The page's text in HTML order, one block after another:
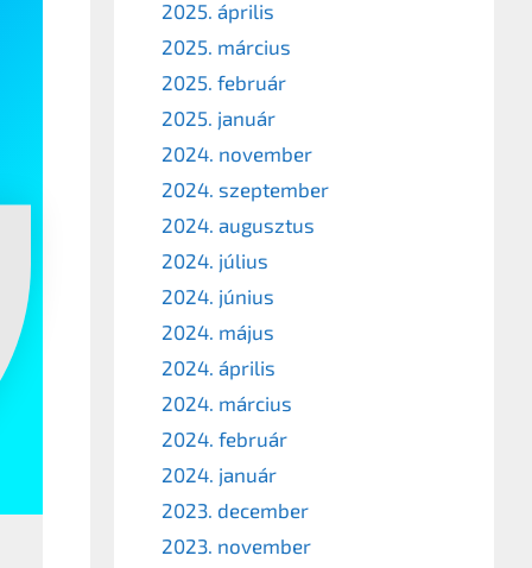
2025. április
2025. március
2025. február
2025. január
2024. november
2024. szeptember
2024. augusztus
2024. július
2024. június
2024. május
2024. április
2024. március
2024. február
2024. január
2023. december
2023. november